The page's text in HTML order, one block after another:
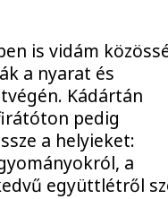
is vidám
a nyarat és
Kádártán
pedig
a helyieket:
a
együttlétről